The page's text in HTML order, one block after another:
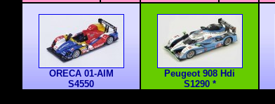
ORECA 01-AIM
S4550
Peugeot 908 Hdi
S1290 *